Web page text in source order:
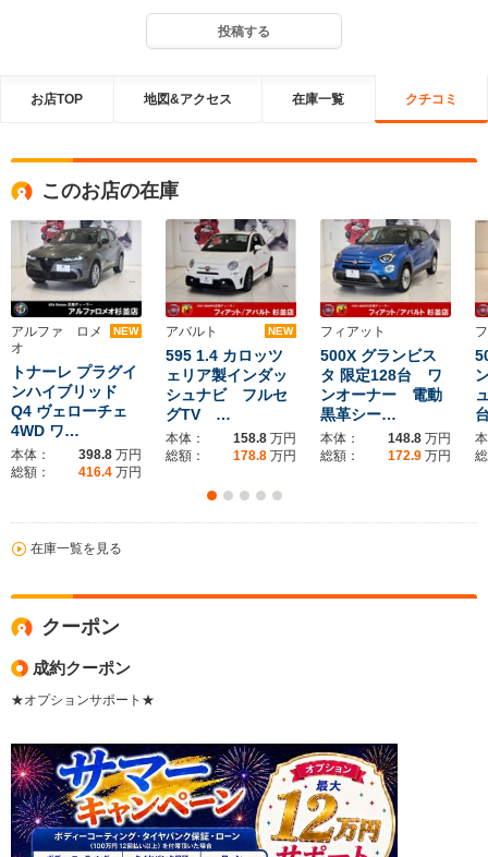
投稿する
お店TOP 地図&アクセス 在庫一覧 クチコミ
このお店の在庫
アルファ ロメ
オ
NEW
トナーレ プラグイ
ンハイブリッド
Q4 ヴェローチェ
4WD ワ…
本体： 398.8 万円
総額：
416.4 万円
アバルト NEW
595 1.4 カロッツ
ェリア製インダッ
シュナビ フルセ
グTV …
本体： 158.8 万円
総額：
178.8 万円
フィアット
500X グランビス
タ 限定128台 ワ
ンオーナー 電動
黒革シー…
本体： 148.8 万円
総額：
172.9 万円
在庫一覧を見る
クーポン
成約クーポン
★オプションサポート★